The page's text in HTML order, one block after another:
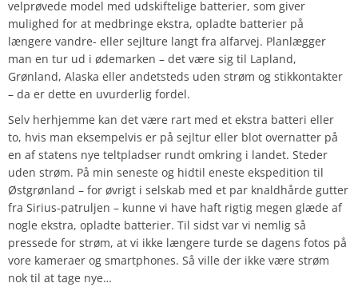
velprøvede model med udskiftelige batterier, som giver
mulighed for at medbringe ekstra, opladte batterier på
længere vandre- eller sejlture langt fra alfarvej. Planlægger
man en tur ud i ødemarken – det være sig til Lapland,
Grønland, Alaska eller andetsteds uden strøm og stikkontakter
– da er dette en uvurderlig fordel.
Selv herhjemme kan det være rart med et ekstra batteri eller
to, hvis man eksempelvis er på sejltur eller blot overnatter på
en af statens nye teltpladser rundt omkring i landet. Steder
uden strøm. På min seneste og hidtil eneste ekspedition til
Østgrønland – for øvrigt i selskab med et par knaldhårde gutter
fra Sirius-patruljen – kunne vi have haft rigtig megen glæde af
nogle ekstra, opladte batterier. Til sidst var vi nemlig så
pressede for strøm, at vi ikke længere turde se dagens fotos på
vore kameraer og smartphones. Så ville der ikke være strøm
nok til at tage nye…